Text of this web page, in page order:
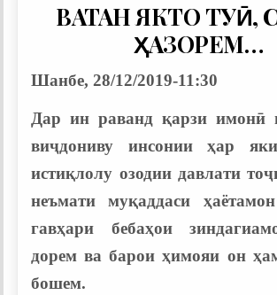
ВАТАН ЯКТО ТУӢ,
ҲАЗОРЕМ…
Шанбе, 28/12/2019-11:30
Дар ин раванд қарзи имонӣ
виҷдониву инсонии ҳар
истиқлолу озодии давлати
неъмати муқаддаси
гавҳари бебаҳои
дорем ва барои ҳимояи он
бошем.